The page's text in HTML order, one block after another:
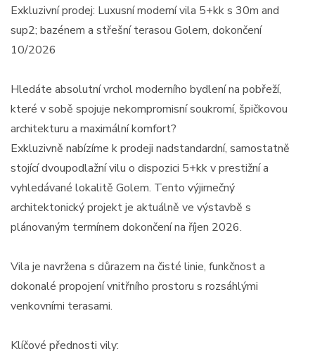
Exkluzivní prodej: Luxusní moderní vila 5+kk s 30m and
sup2; bazénem a střešní terasou Golem, dokončení
10/2026
Hledáte absolutní vrchol moderního bydlení na pobřeží,
které v sobě spojuje nekompromisní soukromí, špičkovou
architekturu a maximální komfort?
Exkluzivně nabízíme k prodeji nadstandardní, samostatně
stojící dvoupodlažní vilu o dispozici 5+kk v prestižní a
vyhledávané lokalitě Golem. Tento výjimečný
architektonický projekt je aktuálně ve výstavbě s
plánovaným termínem dokončení na říjen 2026.
Vila je navržena s důrazem na čisté linie, funkčnost a
dokonalé propojení vnitřního prostoru s rozsáhlými
venkovními terasami.
Klíčové přednosti vily: